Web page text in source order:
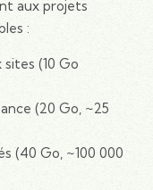
aux projets
:
(10 Go
(20 Go, ~25
(40 Go, ~100 000